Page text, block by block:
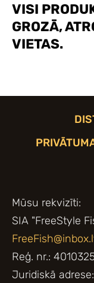
VISI
GROZĀ,
VIETAS.
Mūsu rekvizīti:
SIA "FreeStyle
Reģ. nr.:
Juridiskā